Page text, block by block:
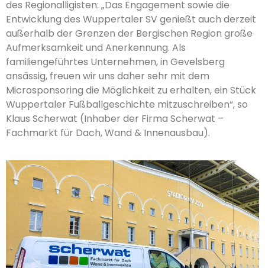
des Regionalligisten: „Das Engagement sowie die
Entwicklung des Wuppertaler SV genießt auch derzeit
außerhalb der Grenzen der Bergischen Region große
Aufmerksamkeit und Anerkennung. Als
familiengeführtes Unternehmen, in Gevelsberg
ansässig, freuen wir uns daher sehr mit dem
Microsponsoring die Möglichkeit zu erhalten, ein Stück
Wuppertaler Fußballgeschichte mitzuschreiben“, so
Klaus Scherwat (Inhaber der Firma Scherwat –
Fachmarkt für Dach, Wand & Innenausbau).